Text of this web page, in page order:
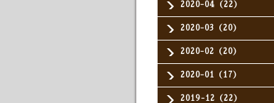
2020-04（22）
2020-03（20）
2020-02（20）
2020-01（17）
2019-12（22）